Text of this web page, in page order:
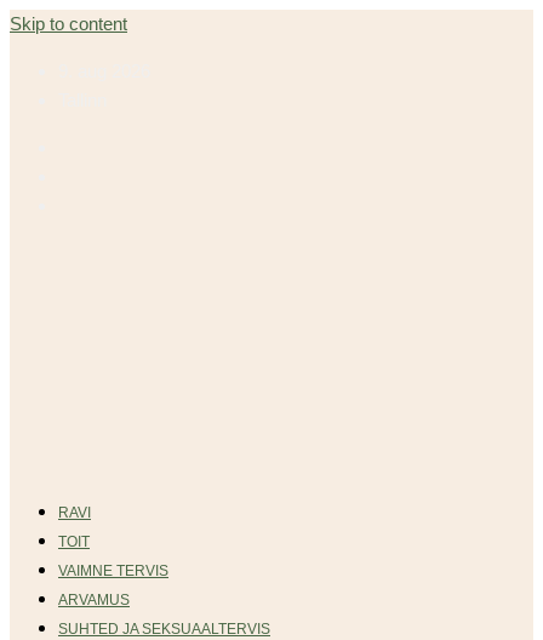
Skip to content
RAVI
TOIT
VAIMNE TERVIS
ARVAMUS
SUHTED JA SEKSUAALTERVIS